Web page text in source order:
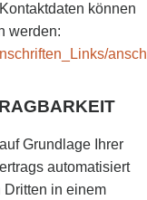
können
werden:
Grundlage Ihrer
automatisiert
in einem